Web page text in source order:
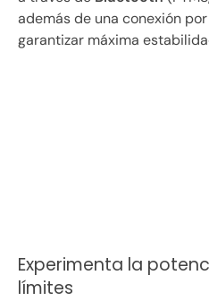
además de una conexión por
garantizar máxima
Experimenta la
límites